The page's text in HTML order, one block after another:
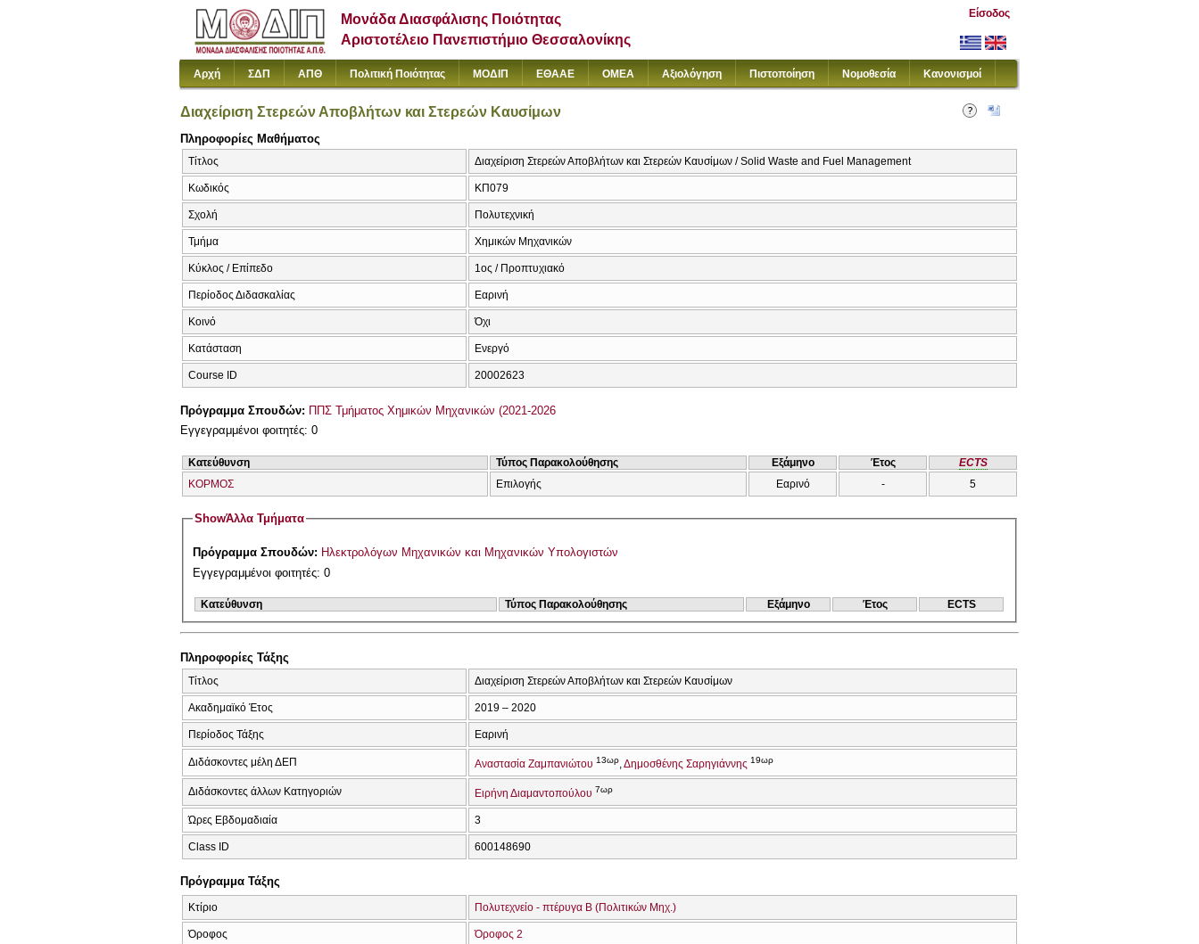
Μονάδα Διασφάλισης Ποιότητας
Αριστοτέλειο Πανεπιστήμιο Θεσσαλονίκης
Είσοδος
Αρχή ΣΔΠ ΑΠΘ Πολιτική Ποιότητας ΜΟΔΙΠ ΕΘΑΑΕ ΟΜΕΑ Αξιολόγηση Πιστοποίηση Νομοθεσία Κανονισμοί
Διαχείριση Στερεών Αποβλήτων και Στερεών Καυσίμων
Πληροφορίες Μαθήματος
Τίτλος Διαχείριση Στερεών Αποβλήτων και Στερεών Καυσίμων / Solid Waste and Fuel Management
Κωδικός ΚΠ079
Σχολή Πολυτεχνική
Τμήμα Χημικών Μηχανικών
Κύκλος / Επίπεδο 1ος / Προπτυχιακό
Περίοδος Διδασκαλίας Εαρινή
Κοινό Όχι
Κατάσταση Ενεργό
Course ID 20002623
Πρόγραμμα Σπουδών: ΠΠΣ Τμήματος Χημικών Μηχανικών (2021-2026
Εγγεγραμμένοι φοιτητές: 0
Κατεύθυνση Τύπος Παρακολούθησης Εξάμηνο Έτος
ECTS
ΚΟΡΜΟΣ
Επιλογής Εαρινό - 5
ShowΆλλα Τμήματα
Πρόγραμμα Σπουδών: Ηλεκτρολόγων Μηχανικών και Μηχανικών Υπολογιστών
Εγγεγραμμένοι φοιτητές: 0
Κατεύθυνση Τύπος Παρακολούθησης Εξάμηνο Έτος ECTS
Πληροφορίες Τάξης
Τίτλος Διαχείριση Στερεών Αποβλήτων και Στερεών Καυσίμων
Ακαδημαϊκό Έτος 2019 – 2020
Περίοδος Τάξης Εαρινή
Διδάσκοντες μέλη ΔΕΠ Αναστασία Ζαμπανιώτου 13ωρ Δημοσθένης Σαρηγιάννης 19ωρ
Διδάσκοντες άλλων Κατηγοριών Ειρήνη Διαμαντοπούλου 7ωρ
Ώρες Εβδομαδιαία 3
Class ID 600148690
Πρόγραμμα Τάξης
Κτίριο Πολυτεχνείο - πτέρυγα Β (Πολιτικών Μηχ.)
Όροφος Όροφος 2